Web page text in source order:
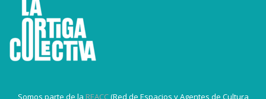
Somos parte de la REACC(Red de Espacios y Agentes de Cultura